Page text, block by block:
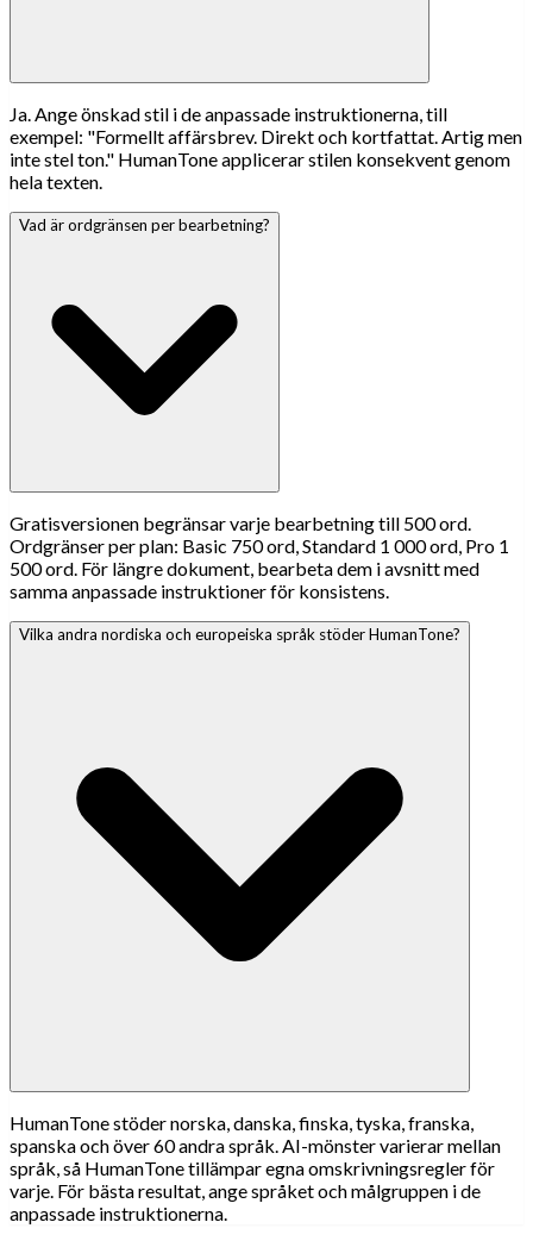
Ja. Ange önskad stil i de anpassade instruktionerna, till
exempel: "Formellt affärsbrev. Direkt och kortfattat. Artig men
inte stel ton." HumanTone applicerar stilen konsekvent genom
hela texten.
Vad är ordgränsen per bearbetning?
Gratisversionen begränsar varje bearbetning till 500 ord.
Ordgränser per plan: Basic 750 ord, Standard 1 000 ord, Pro 1
500 ord. För längre dokument, bearbeta dem i avsnitt med
samma anpassade instruktioner för konsistens.
Vilka andra nordiska och europeiska språk stöder HumanTone?
HumanTone stöder norska, danska, finska, tyska, franska,
spanska och över 60 andra språk. AI-mönster varierar mellan
språk, så HumanTone tillämpar egna omskrivningsregler för
varje. För bästa resultat, ange språket och målgruppen i de
anpassade instruktionerna.